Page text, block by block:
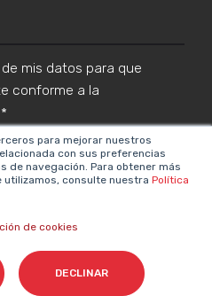
para mejorar nuestros
con sus preferencias
de navegación. Para obtener más
utilizamos, consulte nuestra Política
de cookies
DECLINAR
mis datos para que
conforme a la
*
los derechos reservados